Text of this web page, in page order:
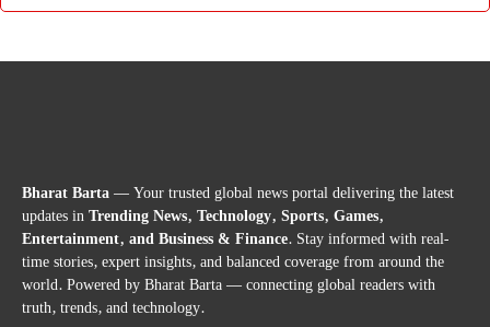
Bharat Barta— Your trusted global news portal delivering the latest
updates inTrending News, Technology, Sports, Games,
Entertainment, and Business & Finance. Stay informed with real-
time stories, expert insights, and balanced coverage from around the
world. Powered by Bharat Barta — connecting global readers with
truth, trends, and technology.